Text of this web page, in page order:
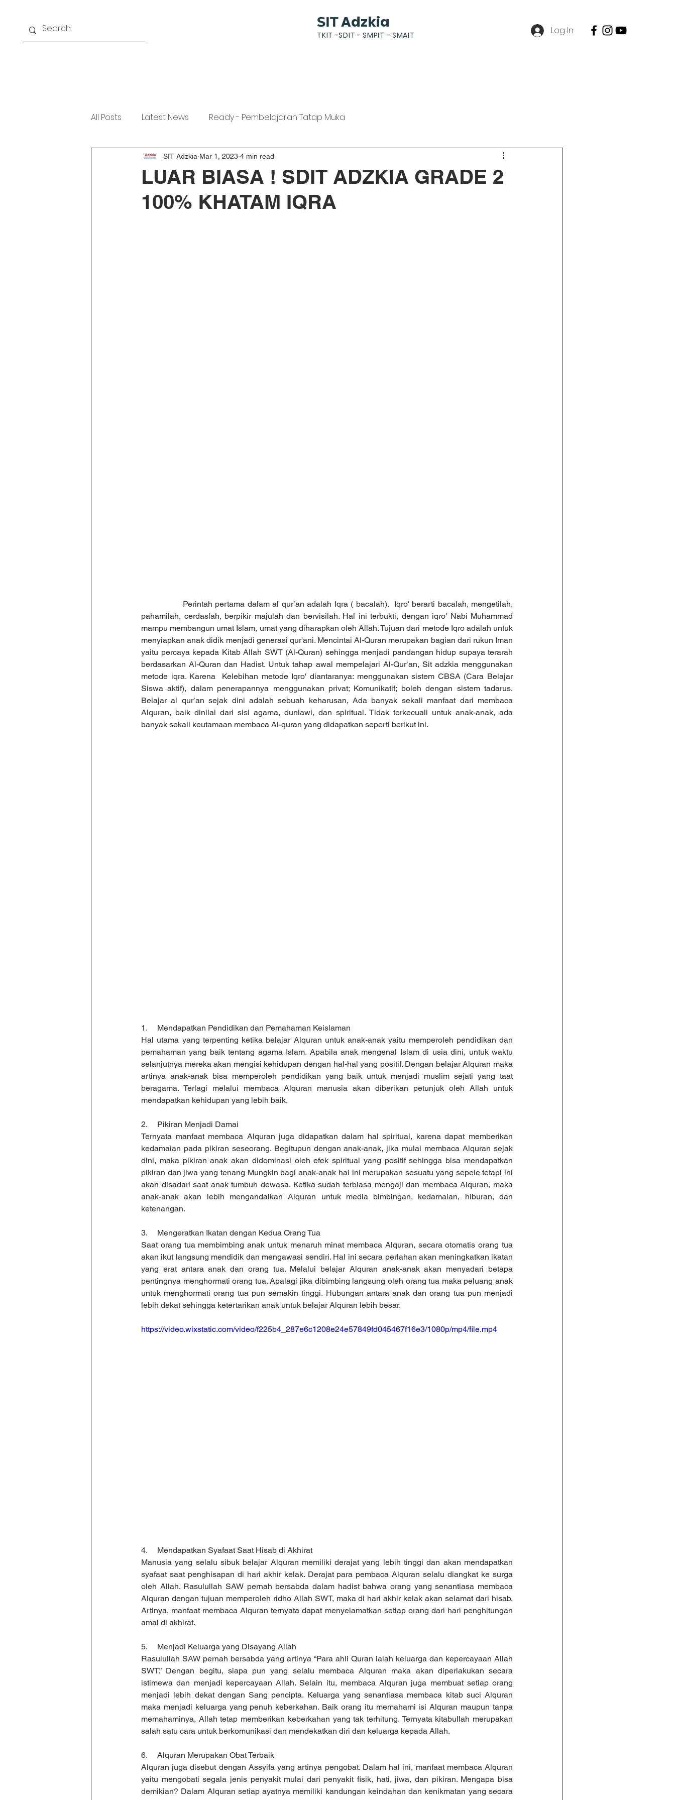
SITAdzkia
TKIT -SDIT - SMPIT - SMAIT Log In
All Posts Latest News Ready - Pembelajaran Tatap Muka
LUAR BIASA ! SDIT ADZKIA GRADE 2
100% KHATAM IQRA
SIT Adzkia Mar 1, 2023 4 min read
pahamilah, cerdaslah, berpikir majulah dan bervisilah. Hal ini terbukti, dengan iqro' Nabi Muhammad
mampu membangun umat Islam, umat yang diharapkan oleh Allah. Tujuan dari metode Iqro adalah untuk
menyiapkan anak didik menjadi generasi qur'ani. Mencintai Al-Quran merupakan bagian dari rukun Iman
yaitu percaya kepada Kitab Allah SWT (Al-Quran) sehingga menjadi pandangan hidup supaya terarah
berdasarkan Al-Quran dan Hadist. Untuk tahap awal mempelajari Al-Qur’an, Sit adzkia menggunakan
metode iqra. Karena  Kelebihan metode Iqro' diantaranya: menggunakan sistem CBSA (Cara Belajar
Siswa aktif), dalam penerapannya menggunakan privat; Komunikatif; boleh dengan sistem tadarus.
Belajar al qur’an sejak dini adalah sebuah keharusan, Ada banyak sekali manfaat dari membaca
Alquran, baik dinilai dari sisi agama, duniawi, dan spiritual. Tidak terkecuali untuk anak-anak, ada
banyak sekali keutamaan membaca Al-quran yang didapatkan seperti berikut ini.
1.     Mendapatkan Pendidikan dan Pemahaman Keislaman
Hal utama yang terpenting ketika belajar Alquran untuk anak-anak yaitu memperoleh pendidikan dan
pemahaman yang baik tentang agama Islam. Apabila anak mengenal Islam di usia dini, untuk waktu
selanjutnya mereka akan mengisi kehidupan dengan hal-hal yang positif. Dengan belajar Alquran maka
artinya anak-anak bisa memperoleh pendidikan yang baik untuk menjadi muslim sejati yang taat
beragama. Terlagi melalui membaca Alquran manusia akan diberikan petunjuk oleh Allah untuk
mendapatkan kehidupan yang lebih baik.
2.     Pikiran Menjadi Damai
Ternyata manfaat membaca Alquran juga didapatkan dalam hal spiritual, karena dapat memberikan
kedamaian pada pikiran seseorang. Begitupun dengan anak-anak, jika mulai membaca Alquran sejak
dini, maka pikiran anak akan didominasi oleh efek spiritual yang positif sehingga bisa mendapatkan
pikiran dan jiwa yang tenang Mungkin bagi anak-anak hal ini merupakan sesuatu yang sepele tetapi ini
akan disadari saat anak tumbuh dewasa. Ketika sudah terbiasa mengaji dan membaca Alquran, maka
anak-anak akan lebih mengandalkan Alquran untuk media bimbingan, kedamaian, hiburan, dan
ketenangan.
3.     Mengeratkan Ikatan dengan Kedua Orang Tua
Saat orang tua membimbing anak untuk menaruh minat membaca Alquran, secara otomatis orang tua
akan ikut langsung mendidik dan mengawasi sendiri. Hal ini secara perlahan akan meningkatkan ikatan
yang erat antara anak dan orang tua. Melalui belajar Alquran anak-anak akan menyadari betapa
pentingnya menghormati orang tua. Apalagi jika dibimbing langsung oleh orang tua maka peluang anak
untuk menghormati orang tua pun semakin tinggi. Hubungan antara anak dan orang tua pun menjadi
lebih dekat sehingga ketertarikan anak untuk belajar Alquran lebih besar.
https://video.wixstatic.com/video/f225b4_287e6c1208e24e57849fd045467f16e3/1080p/mp4/file.mp4
4.     Mendapatkan Syafaat Saat Hisab di Akhirat
Manusia yang selalu sibuk belajar Alquran memiliki derajat yang lebih tinggi dan akan mendapatkan
syafaat saat penghisapan di hari akhir kelak. Derajat para pembaca Alquran selalu diangkat ke surga
oleh Allah. Rasulullah SAW pernah bersabda dalam hadist bahwa orang yang senantiasa membaca
Alquran dengan tujuan memperoleh ridho Allah SWT, maka di hari akhir kelak akan selamat dari hisab.
Artinya, manfaat membaca Alquran ternyata dapat menyelamatkan setiap orang dari hari penghitungan
amal di akhirat.
5.     Menjadi Keluarga yang Disayang Allah
Rasulullah SAW pernah bersabda yang artinya “Para ahli Quran ialah keluarga dan kepercayaan Allah
SWT.” Dengan begitu, siapa pun yang selalu membaca Alquran maka akan diperlakukan secara
istimewa dan menjadi kepercayaan Allah. Selain itu, membaca Alquran juga membuat setiap orang
menjadi lebih dekat dengan Sang pencipta. Keluarga yang senantiasa membaca kitab suci Alquran
maka menjadi keluarga yang penuh keberkahan. Baik orang itu memahami isi Alquran maupun tanpa
memahaminya, Allah tetap memberikan keberkahan yang tak terhitung. Ternyata kitabullah merupakan
salah satu cara untuk berkomunikasi dan mendekatkan diri dan keluarga kepada Allah.
6.     Alquran Merupakan Obat Terbaik
Alquran juga disebut dengan Assyifa yang artinya pengobat. Dalam hal ini, manfaat membaca Alquran
yaitu mengobati segala jenis penyakit mulai dari penyakit fisik, hati, jiwa, dan pikiran. Mengapa bisa
demikian? Dalam Alquran setiap ayatnya memiliki kandungan keindahan dan kenikmatan yang secara